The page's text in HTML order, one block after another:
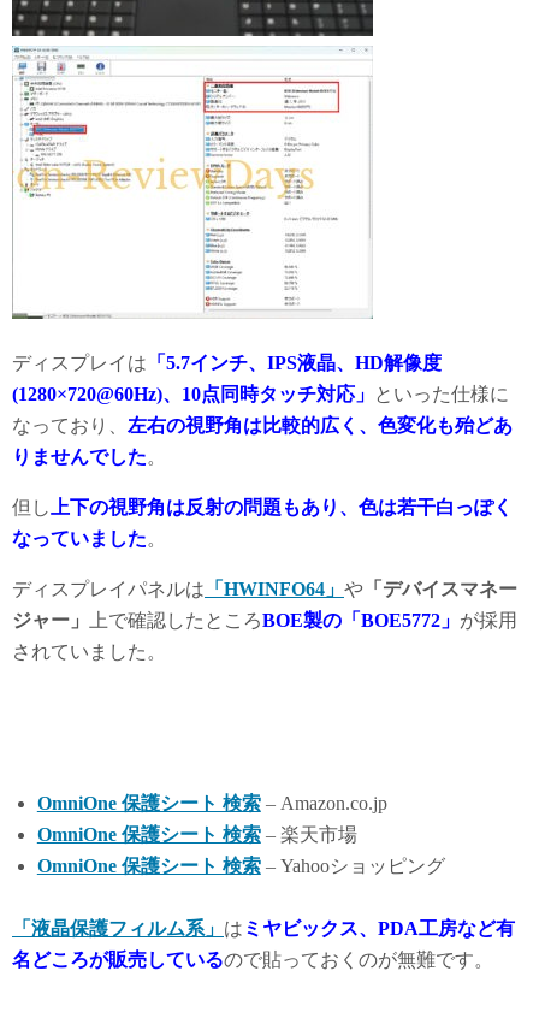
ディスプレイは 「5.7インチ、IPS液晶、HD解像度
(1280×720@60Hz)、10点同時タッチ対応」 といった仕様に
なっており、 左右の視野角は比較的広く、色変化も殆どあ
りませんでした。
但し
上下の視野角は反射の問題もあり、色は若干白っぽく
なっていました。
ディスプレイパネルは 「HWINFO64」 や 「デバイスマネー
ジャー」
上で確認したところBOE製の「BOE5772」 が採用
されていました。
OmniOne 保護シート 検索– Amazon.co.jp
OmniOne 保護シート 検索– 楽天市場
OmniOne 保護シート 検索– Yahooショッピング
「液晶保護フィルム系」 は ミヤビックス、PDA工房など有
名どころが販売しているので貼っておくのが無難です。